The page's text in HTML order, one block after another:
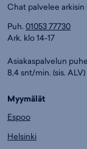
Chat palvelee arkisin
Puh. 01053 77730
Ark. klo 14-17
Asiakaspalvelun
8,4 snt/min. (sis. ALV)
Myymälät
Espoo
Helsinki